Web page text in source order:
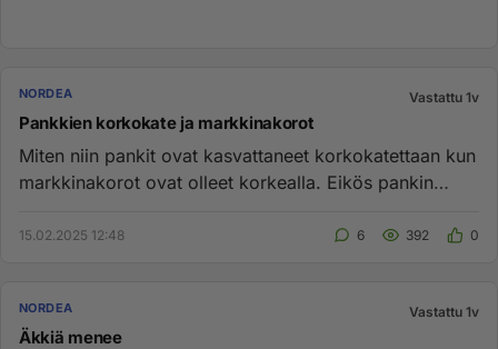
NORDEA Vastattu 1v
Pankkien korkokate ja markkinakorot
Miten niin pankit ovat kasvattaneet korkokatettaan kun
markkinakorot ovat olleet korkealla. Eikös pankin
15.02.2025 12:48 6 392 0
NORDEA Vastattu 1v
Äkkiä menee